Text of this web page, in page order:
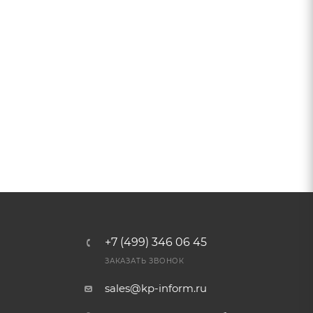
+7 (499) 346 06 45
ЗАКАЗАТЬ ЗВОНОК
sales@kp-inform.ru